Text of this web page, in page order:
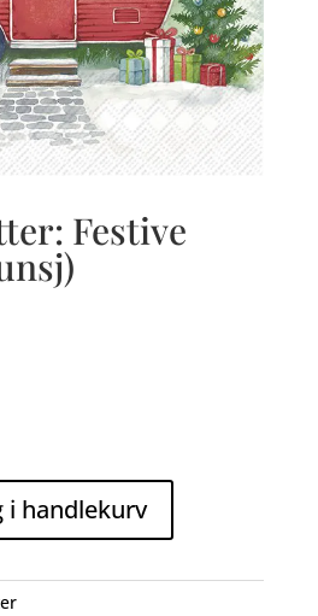
Festive
i handlekurv